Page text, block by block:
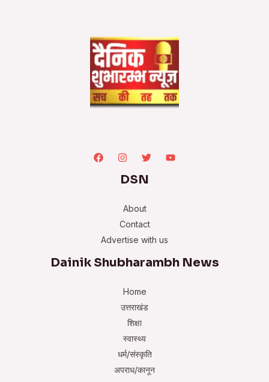
DSN
About
Contact
Advertise with us
Dainik Shubharambh News
Home
उत्तराखंड
शिक्षा
स्वास्थ्य
धर्म/संस्कृति
अपराध/कानून